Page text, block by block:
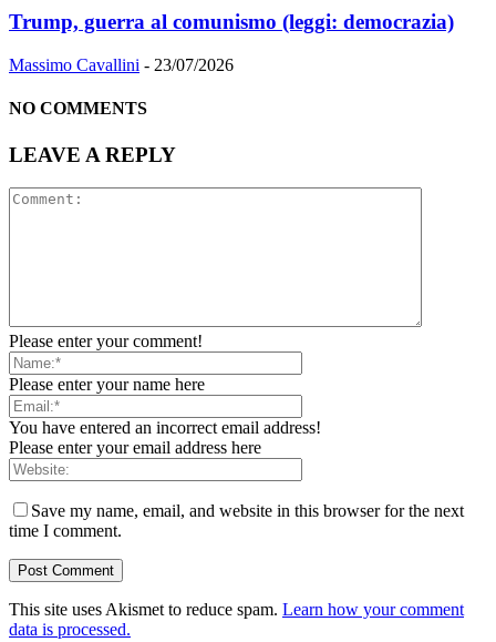
Trump, guerra al comunismo (leggi: democrazia)
Massimo Cavallini - 23/07/2026
NO COMMENTS
LEAVE A REPLY
Please enter your comment!
Please enter your name here
You have entered an incorrect email address!
Please enter your email address here
Save my name, email, and website in this browser for the next
time I comment.
This site uses Akismet to reduce spam. Learn how your comment
data is processed.